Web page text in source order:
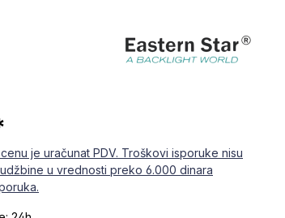
je uračunat PDV. Troškovi isporuke nisu
u vrednosti preko 6.000 dinara